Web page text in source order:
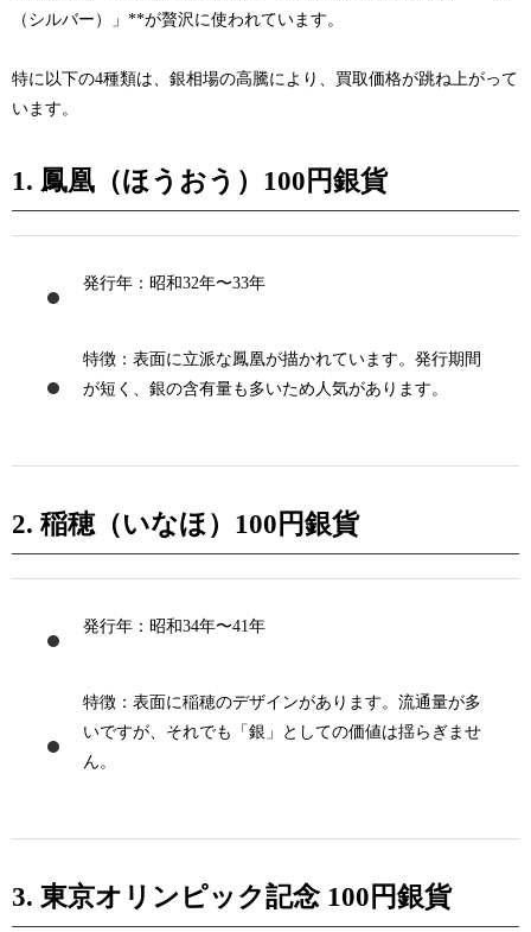
（シルバー）」**が贅沢に使われています。
特に以下の4種類は、銀相場の高騰により、買取価格が跳ね上がって
います。
1. 鳳凰（ほうおう）100円銀貨
発行年 ：昭和32年〜33年
特徴 ：表面に立派な鳳凰が描かれています。発行期間
が短く、銀の含有量も多いため人気があります。
2. 稲穂（いなほ）100円銀貨
発行年 ：昭和34年〜41年
特徴 ：表面に稲穂のデザインがあります。流通量が多
いですが、それでも「銀」としての価値は揺らぎませ
ん。
3. 東京オリンピック記念 100円銀貨